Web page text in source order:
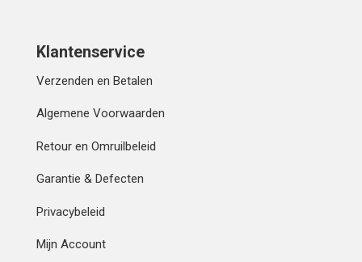
Klantenservice
Verzenden en Betalen
Algemene Voorwaarden
Retour en Omruilbeleid
Garantie & Defecten
Privacybeleid
Mijn Account